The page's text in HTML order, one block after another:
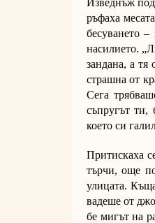
Изведнъж
ръфаха
бесуването
насилието.
зандана, а тя
страшна от
Сега
съпругът ти,
което си
Притискаха
търчи, още
улицата.
вадеше от
бе мигът на